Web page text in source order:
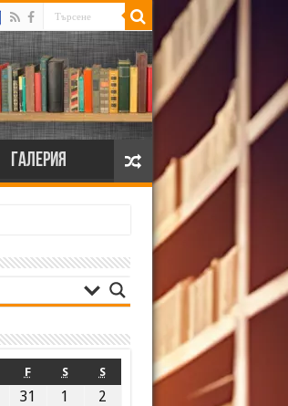
Галерия
F S S
31 1
2